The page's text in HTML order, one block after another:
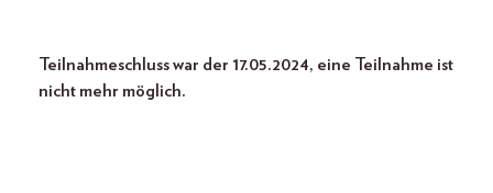
Teilnahmeschluss war der 17.05.2024, eine Teilnahme ist
nicht mehr möglich.